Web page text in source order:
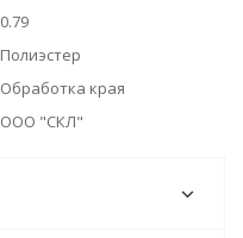
0.79
Полиэстер
Обработка края
ООО "СКЛ"